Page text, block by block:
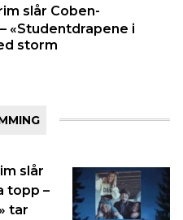
slår Coben-
«Studentdrapene i
storm
slår
topp –
tar